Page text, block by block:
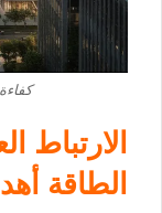
الطاقة